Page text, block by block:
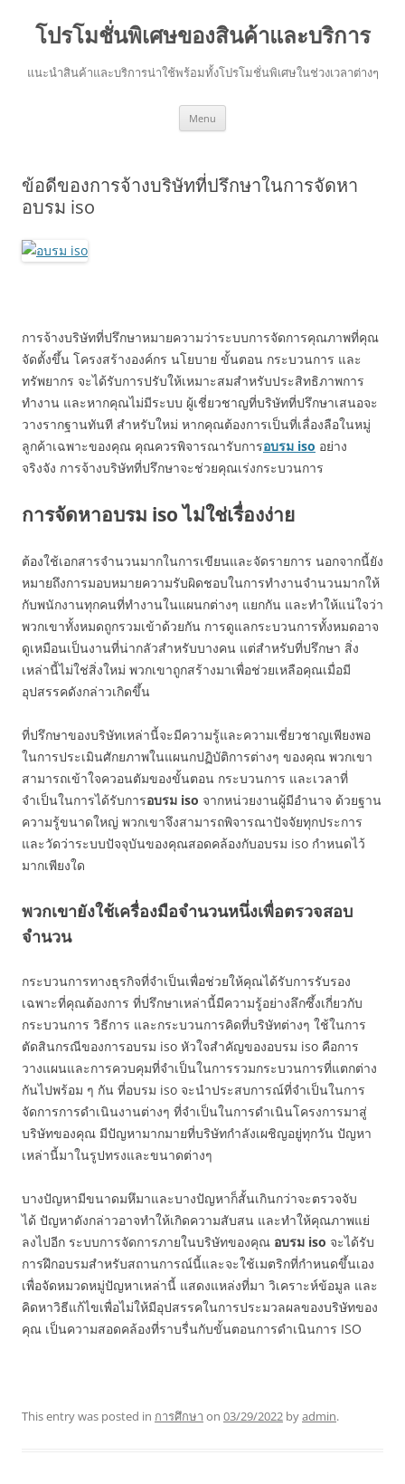
โปรโมชั่นพิเศษของสินค้าและบริการ
แนะนำสินค้าและบริการน่าใช้พร้อมทั้งโปรโมชั่นพิเศษในช่วงเวลาต่างๆ
Menu
ข้อดีของการจ้างบริษัทที่ปรึกษาในการจัดหา
อบรม iso
การจ้างบริษัทที่ปรึกษาหมายความว่าระบบการจัดการคุณภาพที่คุณ
จัดตั้งขึ้น โครงสร้างองค์กร นโยบาย ขั้นตอน กระบวนการ และ
ทรัพยากร จะได้รับการปรับให้เหมาะสมสำหรับประสิทธิภาพการ
ทำงาน และหากคุณไม่มีระบบ ผู้เชี่ยวชาญที่บริษัทที่ปรึกษาเสนอจะ
วางรากฐานทันที สำหรับใหม่ หากคุณต้องการเป็นที่เลื่องลือในหมู่
ลูกค้าเฉพาะของคุณ คุณควรพิจารณารับการอบรม iso อย่าง
จริงจัง การจ้างบริษัทที่ปรึกษาจะช่วยคุณเร่งกระบวนการ
การจัดหาอบรม iso ไม่ใช่เรื่องง่าย
ต้องใช้เอกสารจำนวนมากในการเขียนและจัดรายการ นอกจากนี้ยัง
หมายถึงการมอบหมายความรับผิดชอบในการทำงานจำนวนมากให้
กับพนักงานทุกคนที่ทำงานในแผนกต่างๆ แยกกัน และทำให้แน่ใจว่า
พวกเขาทั้งหมดถูกรวมเข้าด้วยกัน การดูแลกระบวนการทั้งหมดอาจ
ดูเหมือนเป็นงานที่น่ากลัวสำหรับบางคน แต่สำหรับที่ปรึกษา สิ่ง
เหล่านี้ไม่ใช่สิ่งใหม่ พวกเขาถูกสร้างมาเพื่อช่วยเหลือคุณเมื่อมี
อุปสรรคดังกล่าวเกิดขึ้น
ที่ปรึกษาของบริษัทเหล่านี้จะมีความรู้และความเชี่ยวชาญเพียงพอ
ในการประเมินศักยภาพในแผนกปฏิบัติการต่างๆ ของคุณ พวกเขา
สามารถเข้าใจควอนตัมของขั้นตอน กระบวนการ และเวลาที่
จำเป็นในการได้รับการอบรม iso จากหน่วยงานผู้มีอำนาจ ด้วยฐาน
ความรู้ขนาดใหญ่ พวกเขาจึงสามารถพิจารณาปัจจัยทุกประการ
และวัดว่าระบบปัจจุบันของคุณสอดคล้องกับอบรม iso กำหนดไว้
มากเพียงใด
พวกเขายังใช้เครื่องมือจำนวนหนึ่งเพื่อตรวจสอบ
จำนวน
กระบวนการทางธุรกิจที่จำเป็นเพื่อช่วยให้คุณได้รับการรับรอง
เฉพาะที่คุณต้องการ ที่ปรึกษาเหล่านี้มีความรู้อย่างลึกซึ้งเกี่ยวกับ
กระบวนการ วิธีการ และกระบวนการคิดที่บริษัทต่างๆ ใช้ในการ
ตัดสินกรณีของการอบรม iso หัวใจสำคัญของอบรม iso คือการ
วางแผนและการควบคุมที่จำเป็นในการรวมกระบวนการที่แตกต่าง
กันไปพร้อม ๆ กัน ที่อบรม iso จะนำประสบการณ์ที่จำเป็นในการ
จัดการการดำเนินงานต่างๆ ที่จำเป็นในการดำเนินโครงการมาสู่
บริษัทของคุณ มีปัญหามากมายที่บริษัทกำลังเผชิญอยู่ทุกวัน ปัญหา
เหล่านี้มาในรูปทรงและขนาดต่างๆ
บางปัญหามีขนาดมหึมาและบางปัญหาก็สั้นเกินกว่าจะตรวจจับ
ได้ ปัญหาดังกล่าวอาจทำให้เกิดความสับสน และทำให้คุณภาพแย่
ลงไปอีก ระบบการจัดการภายในบริษัทของคุณ อบรม iso จะได้รับ
การฝึกอบรมสำหรับสถานการณ์นี้และจะใช้เมตริกที่กำหนดขึ้นเอง
เพื่อจัดหมวดหมู่ปัญหาเหล่านี้ แสดงแหล่งที่มา วิเคราะห์ข้อมูล และ
คิดหาวิธีแก้ไขเพื่อไม่ให้มีอุปสรรคในการประมวลผลของบริษัทของ
คุณ เป็นความสอดคล้องที่ราบรื่นกับขั้นตอนการดำเนินการ ISO
This entry was posted in การศึกษา on 03/29/2022 byadmin.